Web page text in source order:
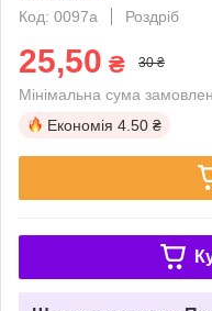
Код: 0097a
Роздріб
25,50 ₴ 30 ₴
Мінімальна сума
Економія 4.50 ₴